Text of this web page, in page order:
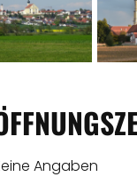
Angaben